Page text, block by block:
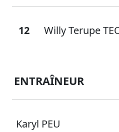
12 Willy Terupe
ENTRAÎNEUR
Karyl PEU